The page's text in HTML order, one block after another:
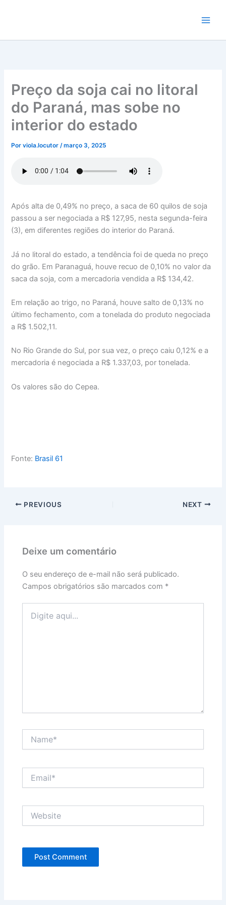
conteúdo
Preço da soja cai no litoral
do Paraná, mas sobe no
interior do estado
Porviola.locutor/março 3, 2025
Após alta de 0,49% no preço, a saca de 60 quilos de soja
passou a ser negociada a R$ 127,95, nesta segunda-feira
(3), em diferentes regiões do interior do Paraná.
Já no litoral do estado, a tendência foi de queda no preço
do grão. Em Paranaguá, houve recuo de 0,10% no valor da
saca da soja, com a mercadoria vendida a R$ 134,42.
Em relação ao trigo, no Paraná, houve salto de 0,13% no
último fechamento, com a tonelada do produto negociada
a R$ 1.502,11.
No Rio Grande do Sul, por sua vez, o preço caiu 0,12% e a
mercadoria é negociada a R$ 1.337,03, por tonelada.
Os valores são do Cepea.
Fonte: Brasil 61
PREVIOUS NEXT
Deixe um comentário
O seu endereço de e-mail não será publicado.
Campos obrigatórios são marcados com *
aqui...